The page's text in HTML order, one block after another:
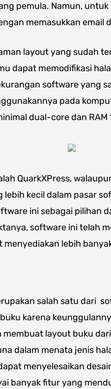
pemula. Namun,
memasukkan email
layout yang sudah
dapat memodifikasi
software yang
pada
dual-core dan RAM
QuarkXPress,
lebih kecil dalam pasar
ini sebagai pilihan
software ini telah
lebih
salah satu dari
karena
layout buku
dalam menata jenis
menyelesaikan
banyak fitur yang